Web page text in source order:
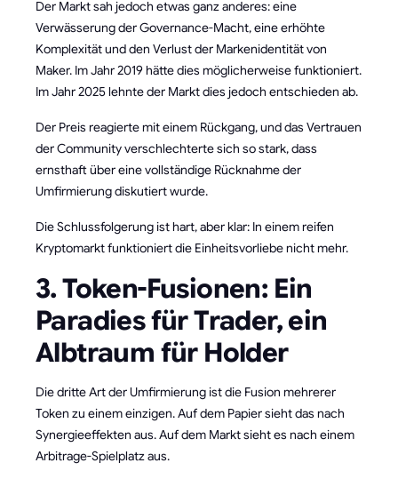
Der Markt sah jedoch etwas ganz anderes: eine
Verwässerung der Governance-Macht, eine erhöhte
Komplexität und den Verlust der Markenidentität von
Maker. Im Jahr 2019 hätte dies möglicherweise funktioniert.
Im Jahr 2025 lehnte der Markt dies jedoch entschieden ab.
Der Preis reagierte mit einem Rückgang, und das Vertrauen
der Community verschlechterte sich so stark, dass
ernsthaft über eine vollständige Rücknahme der
Umfirmierung diskutiert wurde.
Die Schlussfolgerung ist hart, aber klar: In einem reifen
Kryptomarkt funktioniert die Einheitsvorliebe nicht mehr.
3. Token-Fusionen: Ein
Paradies für Trader, ein
Albtraum für Holder
Die dritte Art der Umfirmierung ist die Fusion mehrerer
Token zu einem einzigen. Auf dem Papier sieht das nach
Synergieeffekten aus. Auf dem Markt sieht es nach einem
Arbitrage-Spielplatz aus.